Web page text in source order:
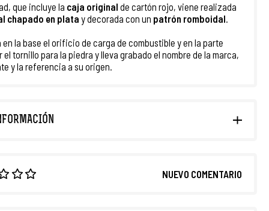
que incluye la caja original de cartón rojo, viene realizada
chapado en plata y decorada con un patrón romboidal.
en la base el orificio de carga de combustible y en la parte
el tornillo para la piedra y lleva grabado el nombre de la marca,
y la referencia a su origen.
NUEVO COMENTARIO